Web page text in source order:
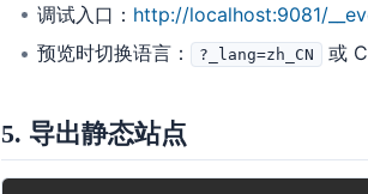
调试入口： http://localhost:9081/
预览时切换语言：
?_lang=zh_CN 或
5. 导出静态站点